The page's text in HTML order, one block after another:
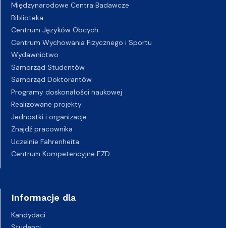
Międzynarodowe Centra Badawcze
Biblioteka
Centrum Języków Obcych
Centrum Wychowania Fizycznego i Sportu
Wydawnictwo
Samorząd Studentów
Samorząd Doktorantów
Programy doskonałości naukowej
Realizowane projekty
Jednostki i organizacje
Znajdź pracownika
Uczelnie Fahrenheita
Centrum Kompetencyjne EZD
Informacje dla
Kandydaci